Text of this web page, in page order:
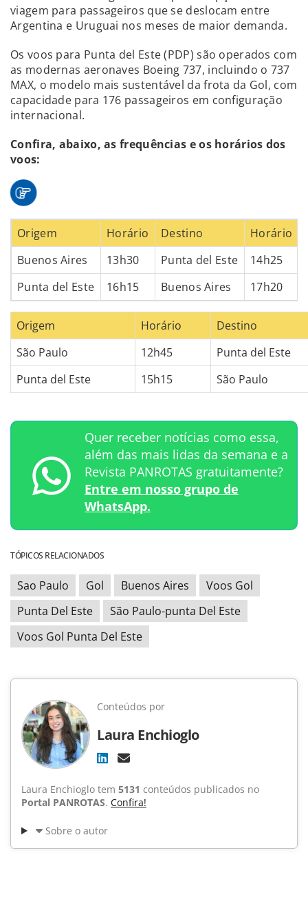
viagem para passageiros que se deslocam entre
Argentina e Uruguai nos meses de maior demanda.
Os voos para Punta del Este (PDP) são operados com
as modernas aeronaves Boeing 737, incluindo o 737
MAX, o modelo mais sustentável da frota da Gol, com
capacidade para 176 passageiros em configuração
internacional.
Confira, abaixo, as frequências e os horários dos
voos:
Origem Horário Destino Horário
Buenos Aires
13h30 Punta del Este 14h25
Punta del Este
16h15 Buenos Aires 17h20
Origem Horário
Destino
São Paulo
12h45
Punta del Este
Punta del Este
15h15 São Paulo
Quer receber notícias como essa,
além das mais lidas da semana e a
Revista PANROTAS gratuitamente?
Entre em nosso grupo de
WhatsApp.
TÓPICOS RELACIONADOS
Sao Paulo Gol Buenos Aires
Voos Gol
Punta Del Este
São Paulo-punta Del Este
Voos Gol Punta Del Este
Conteúdos por
Laura Enchioglo
Laura Enchioglo tem 5131 conteúdos publicados no
Portal PANROTAS. Confira!
Sobre o autor